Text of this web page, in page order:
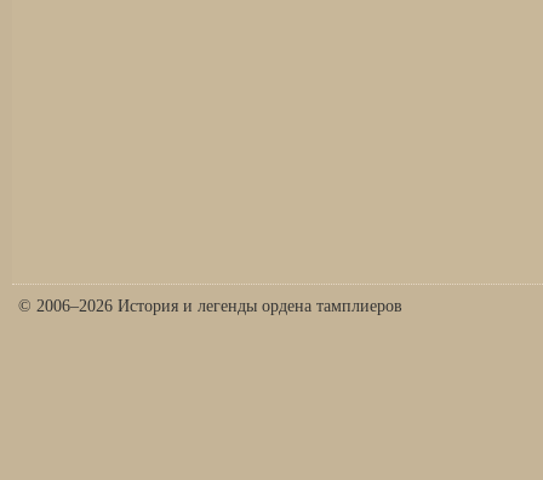
© 2006–2026 История и легенды ордена тамплиеров